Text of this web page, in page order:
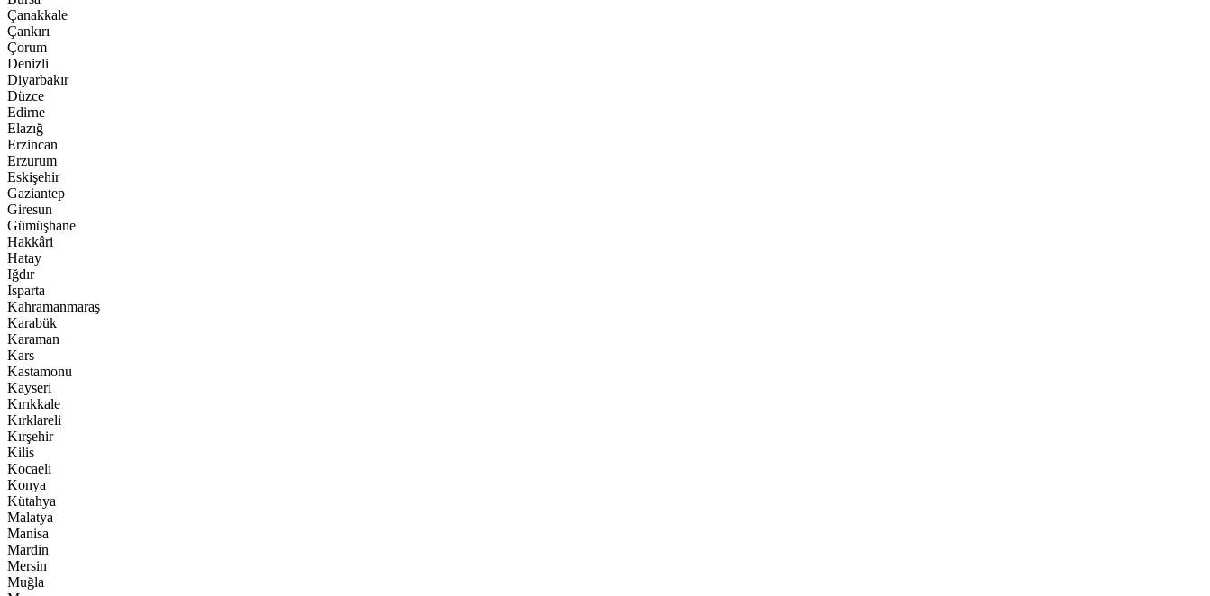
Çanakkale
Çankırı
Çorum
Denizli
Diyarbakır
Düzce
Edirne
Elazığ
Erzincan
Erzurum
Eskişehir
Gaziantep
Giresun
Gümüşhane
Hakkâri
Hatay
Iğdır
Isparta
Kahramanmaraş
Karabük
Karaman
Kars
Kastamonu
Kayseri
Kırıkkale
Kırklareli
Kırşehir
Kilis
Kocaeli
Konya
Kütahya
Malatya
Manisa
Mardin
Mersin
Muğla